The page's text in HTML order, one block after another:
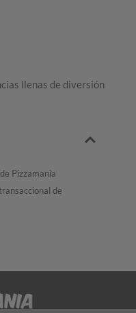
llenas de diversión
Pizzamania
de